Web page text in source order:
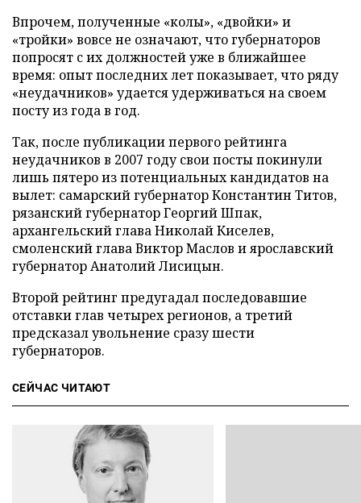
Впрочем, полученные «колы», «двойки» и
«тройки» вовсе не означают, что губернаторов
попросят с их должностей уже в ближайшее
время: опыт последних лет показывает, что ряду
«неудачников» удается удерживаться на своем
посту из года в год.
Так, после публикации первого рейтинга
неудачников в 2007 году свои посты покинули
лишь пятеро из потенциальных кандидатов на
вылет: самарский губернатор Константин Титов,
рязанский губернатор Георгий Шпак,
архангельский глава Николай Киселев,
смоленский глава Виктор Маслов и ярославский
губернатор Анатолий Лисицын.
Второй рейтинг предугадал последовавшие
отставки глав четырех регионов, а третий
предсказал увольнение сразу шести
губернаторов.
СЕЙЧАС ЧИТАЮТ